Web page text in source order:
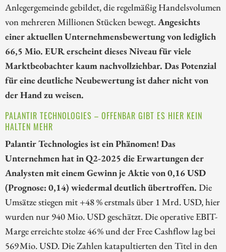
Anlegergemeinde gebildet, die regelmäßig Handelsvolumen
von mehreren Millionen Stücken bewegt.Angesichts
einer aktuellen Unternehmensbewertung von lediglich
66,5 Mio. EUR erscheint dieses Niveau für viele
Marktbeobachter kaum nachvollziehbar. Das Potenzial
für eine deutliche Neubewertung ist daher nicht von
der Hand zu weisen.
PALANTIR TECHNOLOGIES – OFFENBAR GIBT ES HIER KEIN
HALTEN MEHR
Palantir Technologies ist ein Phänomen! Das
Unternehmen hat in Q2-2025 die Erwartungen der
Analysten mit einem Gewinn je Aktie von 0,16 USD
(Prognose: 0,14) wiedermal deutlich übertroffen. Die
Umsätze stiegen mit +48 % erstmals über 1 Mrd. USD, hier
wurden nur 940 Mio. USD geschätzt. Die operative EBIT-
Marge erreichte stolze 46 % und der Free Cashflow lag bei
569 Mio. USD. Die Zahlen katapultierten den Titel in den